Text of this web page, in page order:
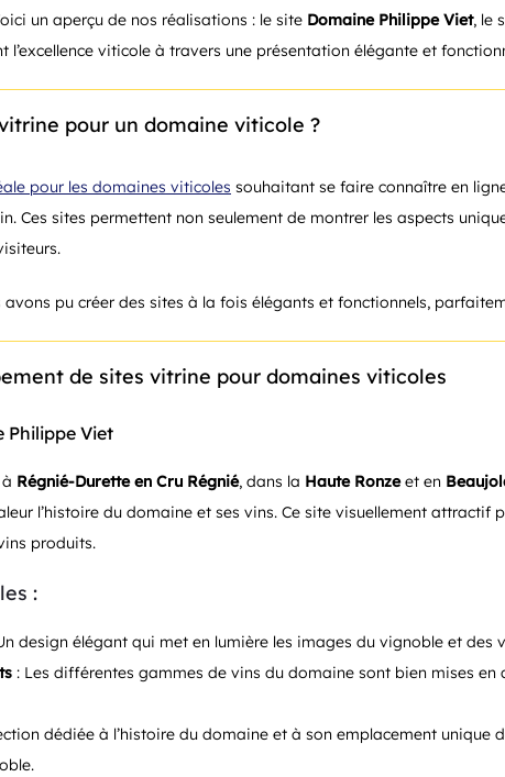
un aperçu de nos réalisations : le site Domaine Philippe Viet, le
l’excellence viticole à travers une présentation élégante et
pour un domaine viticole ?
pour les domaines viticoles souhaitant se faire connaître en
Ces sites permettent non seulement de montrer les aspects
avons pu créer des sites à la fois élégants et fonctionnels,
de sites vitrine pour domaines viticoles
Philippe Viet
Régnié-Durette en Cru Régnié, dans la Haute Ronzeet en
l’histoire du domaine et ses vins. Ce site visuellement
produits.
:
design élégant qui met en lumière les images du vignoble et
: Les différentes gammes de vins du domaine sont bien mises
dédiée à l’histoire du domaine et à son emplacement unique